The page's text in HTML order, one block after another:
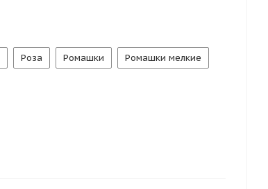
Роза Ромашки Ромашки мелкие